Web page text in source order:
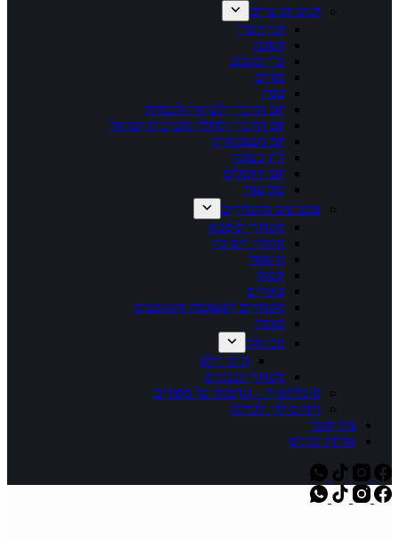
חגים ומועדים
חגי תשרי
חנוכה
ט"ו בשבט
פורים
פסח
יום הזיכרון לשואה ולגבורה
יום הזיכרון לחללי מערכות ישראל
יום העצמאות
ל"ג בעומר
יום ירושלים
שבועות
צעצועים ומשחקים
משחקי קופסא
אתגרי חשיבה
מונופול
קטאן
פאזלים
משחקים לפעוטות וקטנטנים
בובות
מכוניות
הוט ווילס
משחקי מגנטים
סובלימציה – הדפסה על מוצרים
ריהוט לגן ולכיתה
צרו קשר
אודות ימיניס